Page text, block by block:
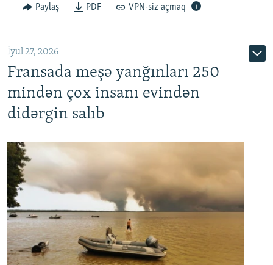
Paylaş PDF VPN-siz açmaq
İyul 27, 2026
Fransada meşə yanğınları 250
mindən çox insanı evindən
didərgin salıb